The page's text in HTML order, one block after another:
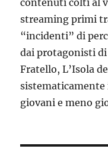
contenuti colti al
streaming primi
“incidenti” di
dai protagonisti
Fratello, L’Isola
giovani e meno